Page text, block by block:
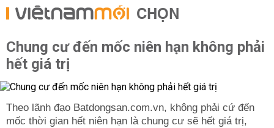
CHỌN
Chung cư đến mốc niên hạn không phải
hết giá trị
Theo lãnh đạo Batdongsan.com.vn, không phải cứ đến
mốc thời gian hết niên hạn là chung cư sẽ hết giá trị,